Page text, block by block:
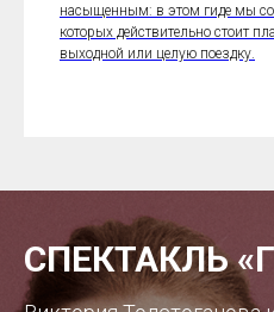
насыщенным: в этом гиде мы
которых действительно стоит
выходной или целую поездку.
СПЕКТАКЛЬ